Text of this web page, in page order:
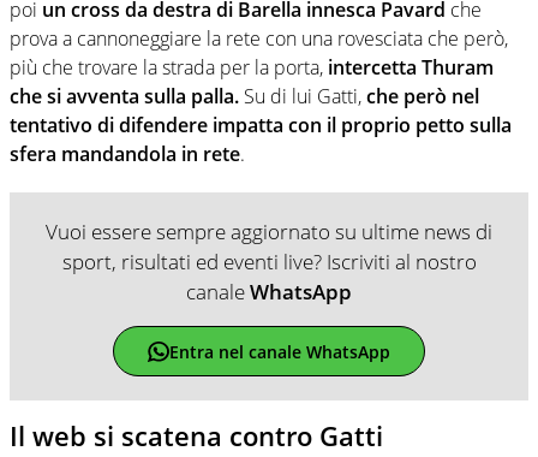
poi un cross da destra di Barella innesca Pavard che
prova a cannoneggiare la rete con una rovesciata che però,
più che trovare la strada per la porta, intercetta Thuram
che si avventa sulla palla. Su di lui Gatti,che però nel
tentativo di difendere impatta con il proprio petto sulla
sfera mandandola in rete.
Vuoi essere sempre aggiornato su ultime news di
sport, risultati ed eventi live? Iscriviti al nostro
canaleWhatsApp
Entra nel canale WhatsApp
Il web si scatena contro Gatti